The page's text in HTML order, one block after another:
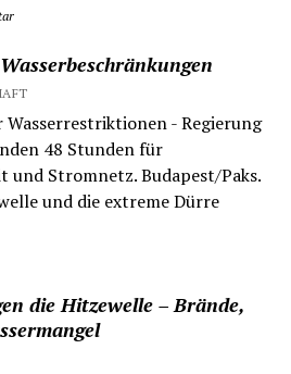
Wasserrestriktionen - Regierung
48 Stunden für
und Stromnetz. Budapest/Paks.
und die extreme Dürre
die Hitzewelle – Brände,